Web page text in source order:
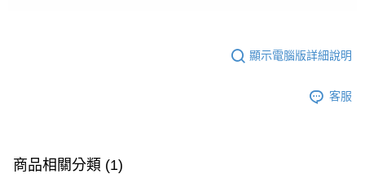
顯示電腦版詳細說明
客服
商品相關分類 (1)